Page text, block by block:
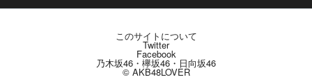
このサイトについて
Twitter
Facebook
乃木坂46・欅坂46・日向坂46
© AKB48LOVER